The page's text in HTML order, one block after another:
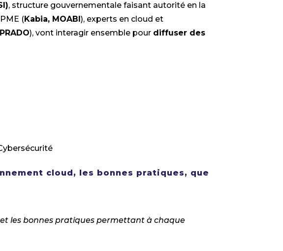
, structure gouvernementale faisant autorité en la
(Kabia, MOABI), experts en cloud et
), vont interagir ensemble pour diffuser des
cloud, les bonnes pratiques, que
les bonnes pratiques permettant à chaque